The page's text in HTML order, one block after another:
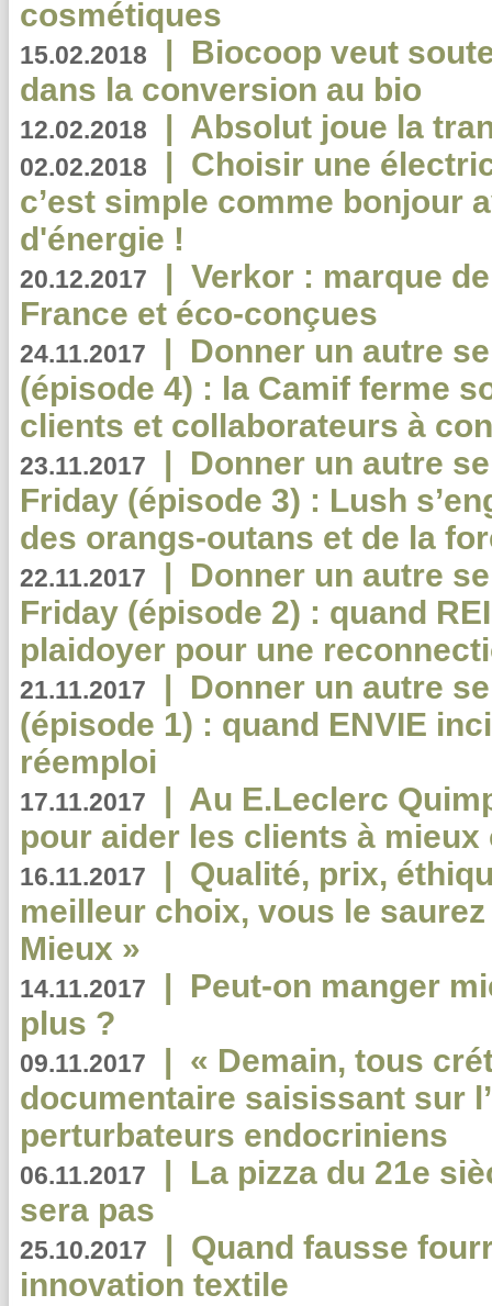
cosmétiques
15.02.2018 | Biocoop veut
dans la conversion au bio
12.02.2018 | Absolut joue la
02.02.2018 | Choisir une
c’est simple comme bonjour
d'énergie !
20.12.2017 | Verkor : marque
France et éco-conçues
24.11.2017 | Donner un autre
(épisode 4) : la Camif ferme
clients et collaborateurs à
23.11.2017 | Donner un autre
Friday (épisode 3) : Lush
des orangs-outans et de la
22.11.2017 | Donner un autre
Friday (épisode 2) : quand
plaidoyer pour une
21.11.2017 | Donner un autre
(épisode 1) : quand ENVIE
réemploi
17.11.2017 | Au E.Leclerc
pour aider les clients à
16.11.2017 | Qualité, prix,
meilleur choix, vous le
Mieux »
14.11.2017 | Peut-on manger
plus ?
09.11.2017 | « Demain, tous
documentaire saisissant sur
perturbateurs endocriniens
06.11.2017 | La pizza du 21e
sera pas
25.10.2017 | Quand fausse
innovation textile